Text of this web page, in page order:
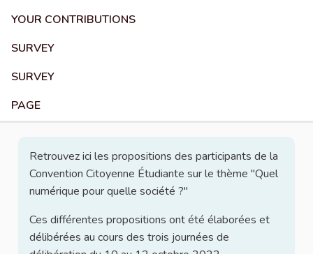
YOUR CONTRIBUTIONS
SURVEY
SURVEY
PAGE
Retrouvez ici les propositions des participants de la
Convention Citoyenne Étudiante sur le thème "Quel
numérique pour quelle société ?"
Ces différentes propositions ont été élaborées et
délibérées au cours des trois journées de